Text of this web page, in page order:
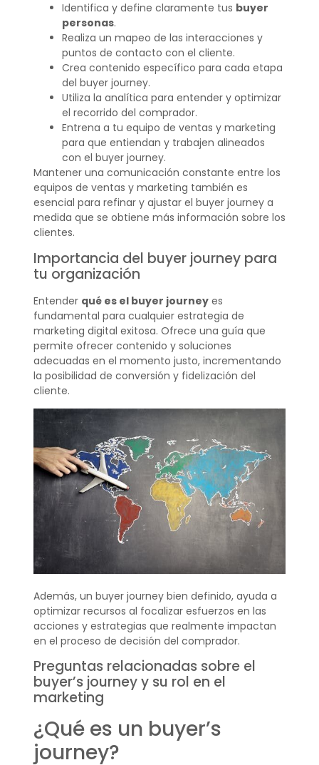
Identifica y define claramente tus buyer
personas.
Realiza un mapeo de las interacciones y
puntos de contacto con el cliente.
Crea contenido específico para cada etapa
del buyer journey.
Utiliza la analítica para entender y optimizar
el recorrido del comprador.
Entrena a tu equipo de ventas y marketing
para que entiendan y trabajen alineados
con el buyer journey.
Mantener una comunicación constante entre los
equipos de ventas y marketing también es
esencial para refinar y ajustar el buyer journey a
medida que se obtiene más información sobre los
clientes.
Importancia del buyer journey para
tu organización
Entender qué es el buyer journeyes
fundamental para cualquier estrategia de
marketing digital exitosa. Ofrece una guía que
permite ofrecer contenido y soluciones
adecuadas en el momento justo, incrementando
la posibilidad de conversión y fidelización del
cliente.
Además, un buyer journey bien definido, ayuda a
optimizar recursos al focalizar esfuerzos en las
acciones y estrategias que realmente impactan
en el proceso de decisión del comprador.
Preguntas relacionadas sobre el
buyer’s journey y su rol en el
marketing
¿Qué es un buyer’s
journey?